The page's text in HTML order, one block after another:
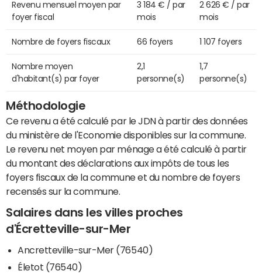
Revenu mensuel moyen par
foyer fiscal
3 184 € / par
mois
2 626 € / par
mois
Nombre de foyers fiscaux 66 foyers 1 107 foyers
Nombre moyen
d'habitant(s) par foyer
2,1
personne(s)
1,7
personne(s)
Méthodologie
Ce revenu a été calculé par le JDN à partir des données
du ministère de l'Economie disponibles sur la commune.
Le revenu net moyen par ménage a été calculé à partir
du montant des déclarations aux impôts de tous les
foyers fiscaux de la commune et du nombre de foyers
recensés sur la commune.
Salaires dans les villes proches
d'Écretteville-sur-Mer
Ancretteville-sur-Mer (76540)
Életot (76540)